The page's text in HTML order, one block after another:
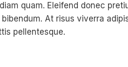
quam. Eleifend donec
At risus viverra
pellentesque.